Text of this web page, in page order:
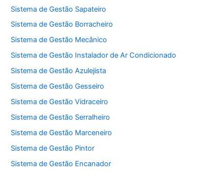
Sistema de Gestão Sapateiro
Sistema de Gestão Borracheiro
Sistema de Gestão Mecânico
Sistema de Gestão Instalador de Ar Condicionado
Sistema de Gestão Azulejista
Sistema de Gestão Gesseiro
Sistema de Gestão Vidraceiro
Sistema de Gestão Serralheiro
Sistema de Gestão Marceneiro
Sistema de Gestão Pintor
Sistema de Gestão Encanador